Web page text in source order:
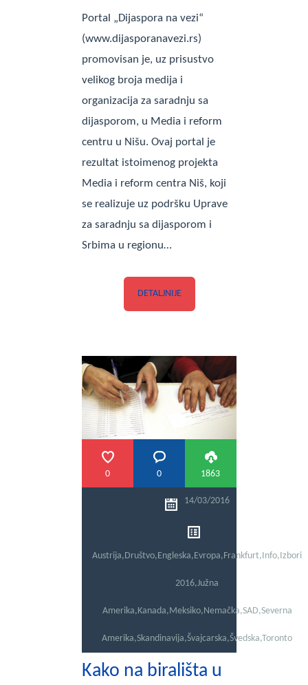
Portal „Dijaspora na vezi“
(www.dijasporanavezi.rs)
promovisan je, uz prisustvo
velikog broja medija i
organizacija za saradnju sa
dijasporom, u Media i reform
centru u Nišu. Ovaj portal je
rezultat istoimenog projekta
Media i reform centra Niš, koji
se realizuje uz podršku Uprave
za saradnju sa dijasporom i
Srbima u regionu…
DETALJNIJE
0 0 1863
14/03/2016
Austrija,Društvo,Engleska,Evropa,Frankfurt,Info,Izbori
2016,Južna
Amerika,Kanada,Meksiko,Nemačka,SAD,Severna
Amerika,Skandinavija,Švajcarska,Švedska,Toronto
Kako na birališta u